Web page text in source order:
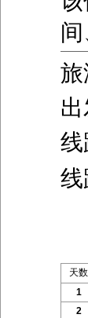
旅
线
天数
1
2